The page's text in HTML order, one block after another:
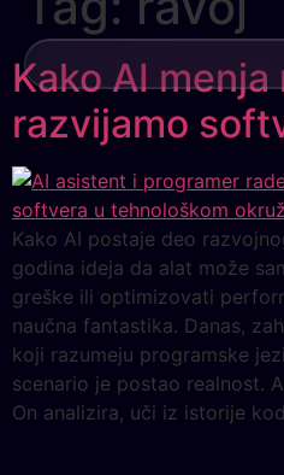
Kako AI
razvijamo
Kako AI postaje deo
godina ideja da alat može
greške ili optimizovati
naučna fantastika. Danas,
koji razumeju programske
scenario je postao realnost.
On analizira, uči iz istorije